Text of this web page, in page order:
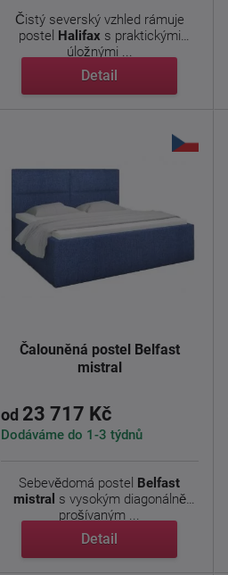
Čistý severský vzhled rámuje
postel Halifaxs praktickými
úložnými ...
Detail
Čalouněná postel Belfast
mistral
od 23 717 Kč
Dodáváme do 1-3 týdnů
Sebevědomá postel Belfast
mistral s vysokým diagonálně
prošívaným ...
Detail